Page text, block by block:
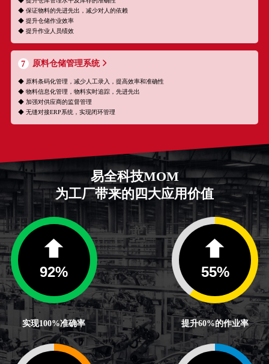
◆ 保证物料的先进先出，减少对人的依赖
◆ 提升仓储作业效率
◆ 提升作业人员绩效
7 原料仓储管理系统
◆ 原料条码化管理，减少人工录入，提高效率和准确性
◆ 物料信息化管理，物料实时追踪，先进先出
◆ 加强对供应商的监督管理
◆ 无缝对接ERP系统，实现闭环管理
易全科技MOM
为工厂带来的四大应用价值
100%
实现100%准确率
60%
提升60%的作业率